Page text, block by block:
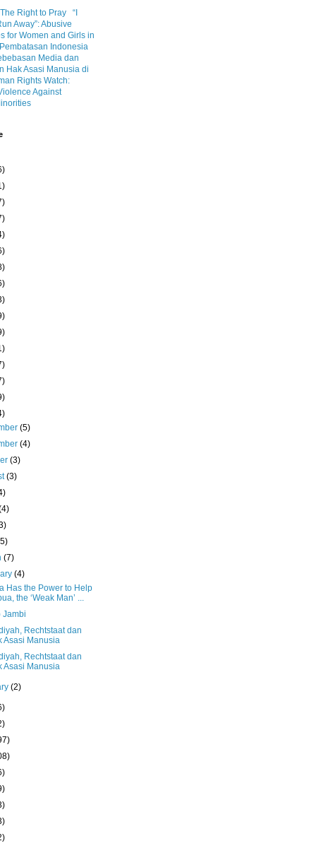
Right to Pray
“I
Away”: Abusive
for Women and Girls in
Pembatasan Indonesia
Media dan
Hak Asasi Manusia di
Rights Watch:
Against
(5)
(4)
(3)
(3)
(7)
(4)
Has the Power to Help
the ‘Weak Man’ ...
Jambi
Rechtstaat dan
Asasi Manusia
Rechtstaat dan
Asasi Manusia
(2)